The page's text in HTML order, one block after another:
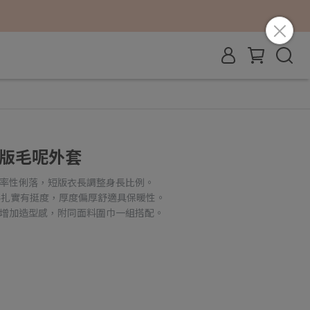
毛呢外套
性俐落，短版衣長調整身長比例。
實有挺度，厚度偏厚舒適具保暖性。
加造型感，附同面料圍巾一組搭配。